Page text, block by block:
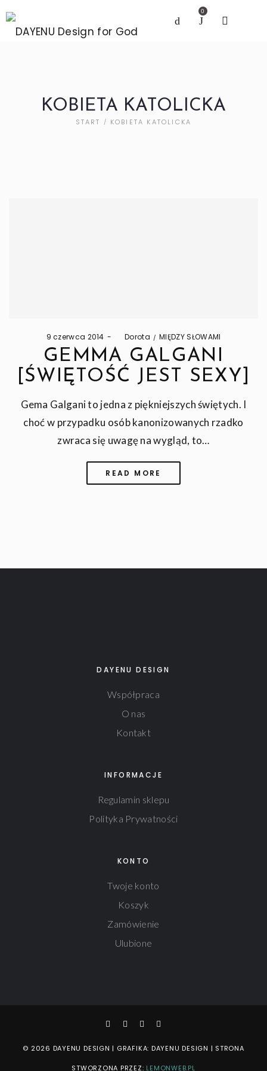
0
KOBIETA KATOLICKA
START / KOBIETA KATOLICKA
Posted
on
9 czerwca 2014 byDorota
Posted
in
MIĘDZY SŁOWAMI
GEMMA GALGANI
[ŚWIĘTOŚĆ JEST SEXY]
Gema Galgani to jedna z piękniejszych świętych. I
choć w przypadku osób kanonizowanych rzadko
zwraca się uwagę na wygląd, to…
READ MORE
DAYENU DESIGN
Współpraca
O nas
Kontakt
INFORMACJE
Regulamin sklepu
Polityka Prywatności
KONTO
Twoje konto
Koszyk
Zamówienie
Ulubione
© 2026 DAYENU DESIGN | GRAFIKA: DAYENU DESIGN | STRONA
STWORZONA PRZEZ: LEMONWEB.PL